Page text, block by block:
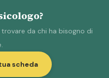
da chi ha bisogno di
scheda